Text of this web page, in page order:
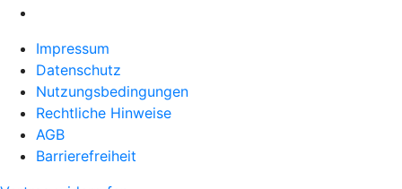
Impressum
Datenschutz
Nutzungsbedingungen
Rechtliche Hinweise
AGB
Barrierefreiheit